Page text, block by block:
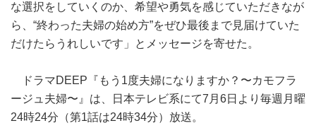
な選択をしていくのか、希望や勇気を感じていただきなが
ら、“終わった夫婦の始め方”をぜひ最後まで見届けていた
だけたらうれしいです」とメッセージを寄せた。
ドラマDEEP『もう1度夫婦になりますか？〜カモフラ
ージュ夫婦〜』は、日本テレビ系にて7月6日より毎週月曜
24時24分（第1話は24時34分）放送。